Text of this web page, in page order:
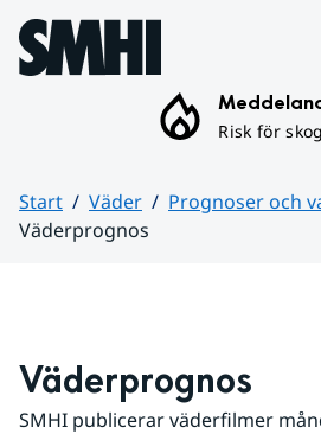
Hoppa till sidans innehåll
Risk för
Start Väder
Prognoser och
Väderprognos
Väderprognos
SMHI publicerar väderfilmer